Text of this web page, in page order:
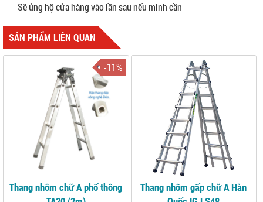
Sẽ ủng hộ cửa hàng vào lần sau nếu mình cần
SẢN PHẨM LIÊN QUAN
-11%
Thang nhôm chữ A phổ thông
Thang nhôm gấp chữ A Hàn